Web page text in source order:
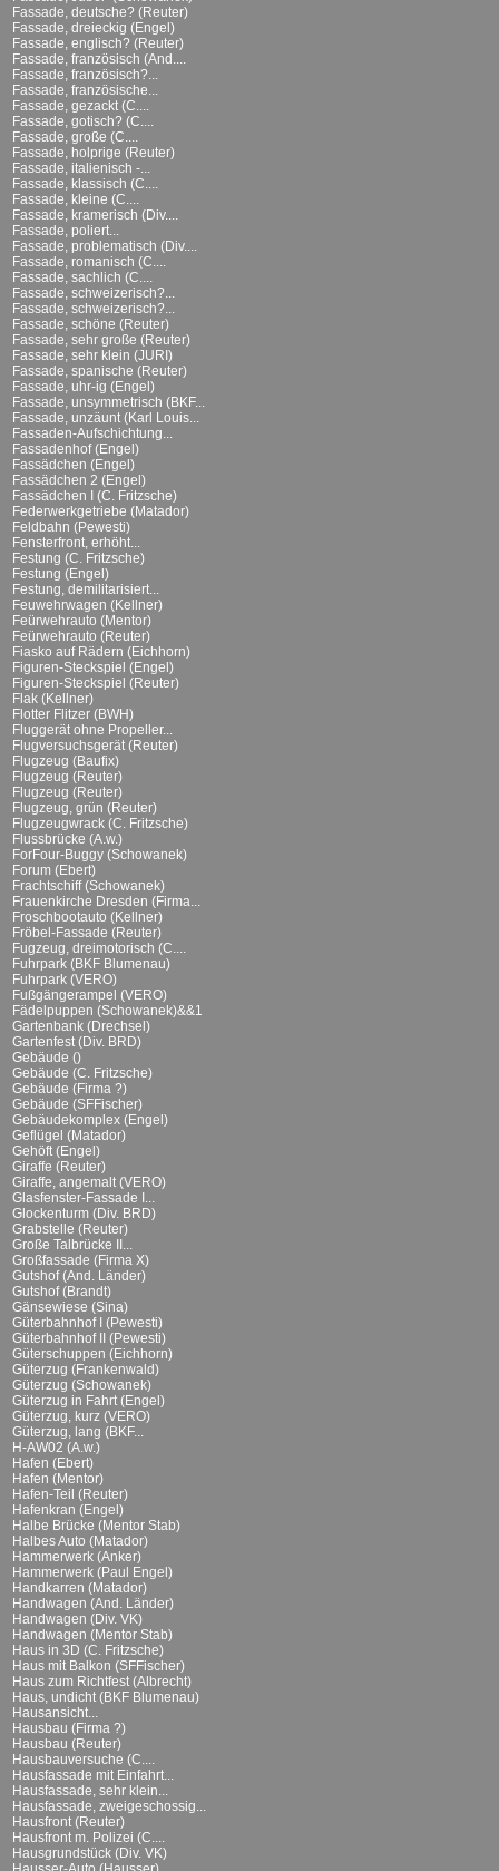
Fassade, deutsche? (Reuter)
Fassade, dreieckig (Engel)
Fassade, englisch? (Reuter)
Fassade, französisch (And....
Fassade, französisch?...
Fassade, französische...
Fassade, gezackt (C....
Fassade, gotisch? (C....
Fassade, große (C....
Fassade, holprige (Reuter)
Fassade, italienisch -...
Fassade, klassisch (C....
Fassade, kleine (C....
Fassade, kramerisch (Div....
Fassade, poliert...
Fassade, problematisch (Div....
Fassade, romanisch (C....
Fassade, sachlich (C....
Fassade, schweizerisch?...
Fassade, schweizerisch?...
Fassade, schöne (Reuter)
Fassade, sehr große (Reuter)
Fassade, sehr klein (JURI)
Fassade, spanische (Reuter)
Fassade, uhr-ig (Engel)
Fassade, unsymmetrisch (BKF...
Fassade, unzäunt (Karl Louis...
Fassaden-Aufschichtung...
Fassadenhof (Engel)
Fassädchen (Engel)
Fassädchen 2 (Engel)
Fassädchen I (C. Fritzsche)
Federwerkgetriebe (Matador)
Feldbahn (Pewesti)
Fensterfront, erhöht...
Festung (C. Fritzsche)
Festung (Engel)
Festung, demilitarisiert...
Feuwehrwagen (Kellner)
Feürwehrauto (Mentor)
Feürwehrauto (Reuter)
Fiasko auf Rädern (Eichhorn)
Figuren-Steckspiel (Engel)
Figuren-Steckspiel (Reuter)
Flak (Kellner)
Flotter Flitzer (BWH)
Fluggerät ohne Propeller...
Flugversuchsgerät (Reuter)
Flugzeug (Baufix)
Flugzeug (Reuter)
Flugzeug (Reuter)
Flugzeug, grün (Reuter)
Flugzeugwrack (C. Fritzsche)
Flussbrücke (A.w.)
ForFour-Buggy (Schowanek)
Forum (Ebert)
Frachtschiff (Schowanek)
Frauenkirche Dresden (Firma...
Froschbootauto (Kellner)
Fröbel-Fassade (Reuter)
Fugzeug, dreimotorisch (C....
Fuhrpark (BKF Blumenau)
Fuhrpark (VERO)
Fußgängerampel (VERO)
Fädelpuppen (Schowanek)&&1
Gartenbank (Drechsel)
Gartenfest (Div. BRD)
Gebäude ()
Gebäude (C. Fritzsche)
Gebäude (Firma ?)
Gebäude (SFFischer)
Gebäudekomplex (Engel)
Geflügel (Matador)
Gehöft (Engel)
Giraffe (Reuter)
Giraffe, angemalt (VERO)
Glasfenster-Fassade I...
Glockenturm (Div. BRD)
Grabstelle (Reuter)
Große Talbrücke II...
Großfassade (Firma X)
Gutshof (And. Länder)
Gutshof (Brandt)
Gänsewiese (Sina)
Güterbahnhof I (Pewesti)
Güterbahnhof II (Pewesti)
Güterschuppen (Eichhorn)
Güterzug (Frankenwald)
Güterzug (Schowanek)
Güterzug in Fahrt (Engel)
Güterzug, kurz (VERO)
Güterzug, lang (BKF...
H-AW02 (A.w.)
Hafen (Ebert)
Hafen (Mentor)
Hafen-Teil (Reuter)
Hafenkran (Engel)
Halbe Brücke (Mentor Stab)
Halbes Auto (Matador)
Hammerwerk (Anker)
Hammerwerk (Paul Engel)
Handkarren (Matador)
Handwagen (And. Länder)
Handwagen (Div. VK)
Handwagen (Mentor Stab)
Haus in 3D (C. Fritzsche)
Haus mit Balkon (SFFischer)
Haus zum Richtfest (Albrecht)
Haus, undicht (BKF Blumenau)
Hausansicht...
Hausbau (Firma ?)
Hausbau (Reuter)
Hausbauversuche (C....
Hausfassade mit Einfahrt...
Hausfassade, sehr klein...
Hausfassade, zweigeschossig...
Hausfront (Reuter)
Hausfront m. Polizei (C....
Hausgrundstück (Div. VK)